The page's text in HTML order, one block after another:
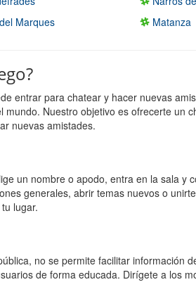
Marques Matanza
entrar para chatear y hacer nuevas
Nuestro objetivo es ofrecerte un
nuevas amistades.
un nombre o apodo, entra en la sala y
generales, abrir temas nuevos o
lugar.
no se permite facilitar información
de forma educada. Dirígete a los